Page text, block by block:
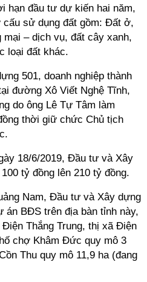
hạn đầu tư dự kiến hai năm,
cấu sử dụng đất gồm: Đất ở,
– dịch vụ, đất cây xanh,
loại đất khác.
501, doanh nghiệp thành
đường Xô Viết Nghệ Tĩnh,
do ông Lê Tự Tâm làm
thời giữ chức Chủ tịch
18/6/2019, Đầu tư và Xây
tỷ đồng lên 210 tỷ đồng.
Nam, Đầu tư và Xây dựng
án BĐS trên địa bàn tỉnh này,
Thắng Trung, thị xã Điện
chợ Khâm Đức quy mô 3
Thu quy mô 11,9 ha (đang